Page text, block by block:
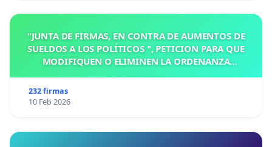
"JUNTA DE FIRMAS, EN CONTRA DE AUMENTOS DE
SUELDOS A LOS POLÍTICOS ", PETICION PARA QUE
MODIFIQUEN O ELIMINEN LA ORDENANZA
232 firmas
10 Feb 2026